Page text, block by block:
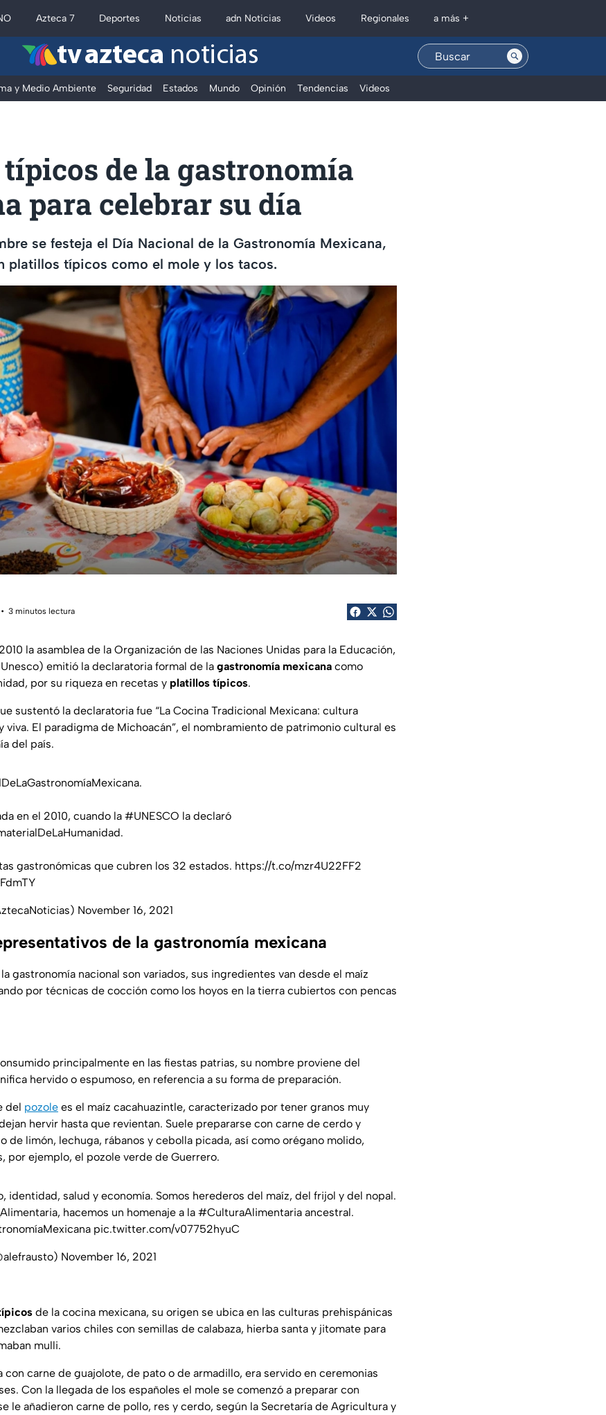
Azteca 7 Deportes Noticias adn Noticias Videos Regionales a más +
tv azteca noticias
y Medio Ambiente Seguridad Estados Mundo Opinión Tendencias Videos
de la gastronomía
para celebrar su día
se festeja el Día Nacional de la Gastronomía Mexicana,
platillos típicos como el mole y los tacos.
3 minutos lectura
la asamblea de la Organización de las Naciones Unidas para la Educación,
emitió la declaratoria formal de la gastronomía mexicana como
por su riqueza en recetas y platillos típicos.
sustentó la declaratoria fue “La Cocina Tradicional Mexicana: cultura
viva. El paradigma de Michoacán”, el nombramiento de patrimonio cultural es
del país.
.
en el 2010, cuando la #UNESCO la declaró
.
gastronómicas que cubren los 32 estados. https://t.co/mzr4U22FF2
November 16, 2021
de la gastronomía mexicana
gastronomía nacional son variados, sus ingredientes van desde el maíz
por técnicas de cocción como los hoyos en la tierra cubiertos con pencas
principalmente en las fiestas patrias, su nombre proviene del
hervido o espumoso, en referencia a su forma de preparación.
del pozole es el maíz cacahuazintle, caracterizado por tener granos muy
hervir hasta que revientan. Suele prepararse con carne de cerdo y
de limón, lechuga, rábanos y cebolla picada, así como orégano molido,
por ejemplo, el pozole verde de Guerrero.
identidad, salud y economía. Somos herederos del maíz, del frijol y del nopal.
, hacemos un homenaje a la #CulturaAlimentaria ancestral.
pic.twitter.com/v07752hyuC
November 16, 2021
de la cocina mexicana, su origen se ubica en las culturas prehispánicas
varios chiles con semillas de calabaza, hierba santa y jitomate para
mulli.
con carne de guajolote, de pato o de armadillo, era servido en ceremonias
Con la llegada de los españoles el mole se comenzó a preparar con
le añadieron carne de pollo, res y cerdo, según la Secretaría de Agricultura y